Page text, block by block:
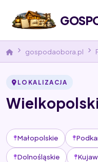
gospodaobora.pl
LOKALIZACJA
Małopolskie
Dolnośląskie